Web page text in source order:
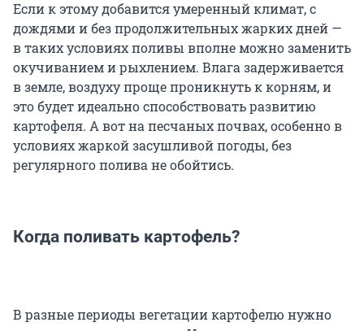
Если к этому добавится умеренный климат, с
дождями и без продолжительных жарких дней —
в таких условиях поливы вполне можно заменить
окучиванием и рыхлением. Влага задерживается
в земле, воздуху проще проникнуть к корням, и
это будет идеально способствовать развитию
картофеля. А вот на песчаных почвах, особенно в
условиях жаркой засушливой погоды, без
регулярного полива не обойтись.
Когда поливать картофель?
В разные периоды вегетации картофелю нужно